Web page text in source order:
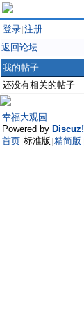
登录 注册
返回论坛
我的帖子
还没有相关的帖子
幸福大观园
Powered by Discuz!
首页 标准版 精简版